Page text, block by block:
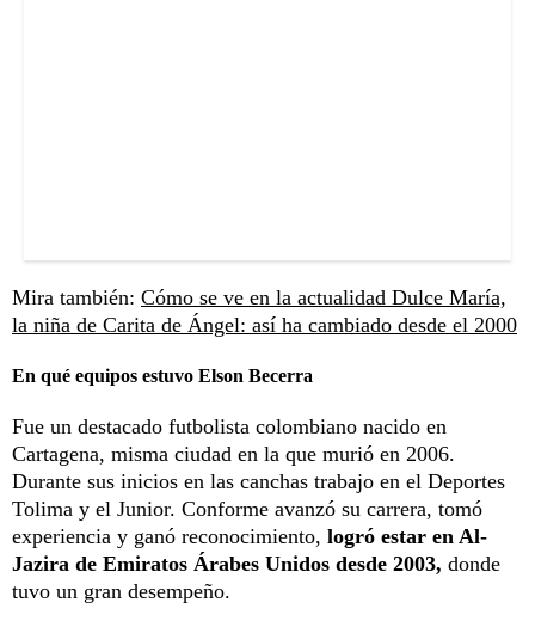
Mira también: Cómo se ve en la actualidad Dulce María,
la niña de Carita de Ángel: así ha cambiado desde el 2000
En qué equipos estuvo Elson Becerra
Fue un destacado futbolista colombiano nacido en
Cartagena, misma ciudad en la que murió en 2006.
Durante sus inicios en las canchas trabajo en el Deportes
Tolima y el Junior. Conforme avanzó su carrera, tomó
experiencia y ganó reconocimiento, logró estar en Al-
Jazira de Emiratos Árabes Unidos desde 2003, donde
tuvo un gran desempeño.